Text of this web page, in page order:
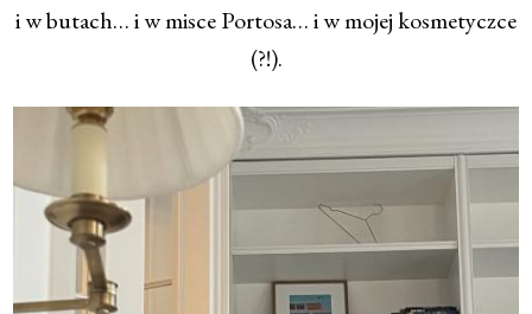
i w butach… i w misce Portosa… i w mojej kosmetyczce
(?!).